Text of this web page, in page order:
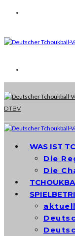
DTBV
WAS IST
Die
Die